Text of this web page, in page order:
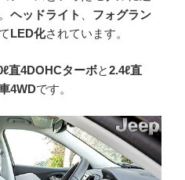
ヘッドライト
フォグラン
LED化されています。
直4DOHCターボと2.4ℓ直
4WDです。